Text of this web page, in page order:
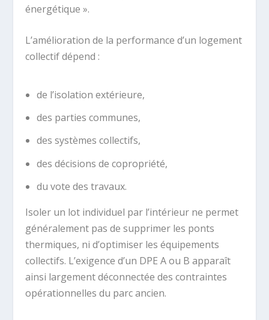
énergétique ».
L’amélioration de la performance d’un logement
collectif dépend :
de l’isolation extérieure,
des parties communes,
des systèmes collectifs,
des décisions de copropriété,
du vote des travaux.
Isoler un lot individuel par l’intérieur ne permet
généralement pas de supprimer les ponts
thermiques, ni d’optimiser les équipements
collectifs. L’exigence d’un DPE A ou B apparaît
ainsi largement déconnectée des contraintes
opérationnelles du parc ancien.